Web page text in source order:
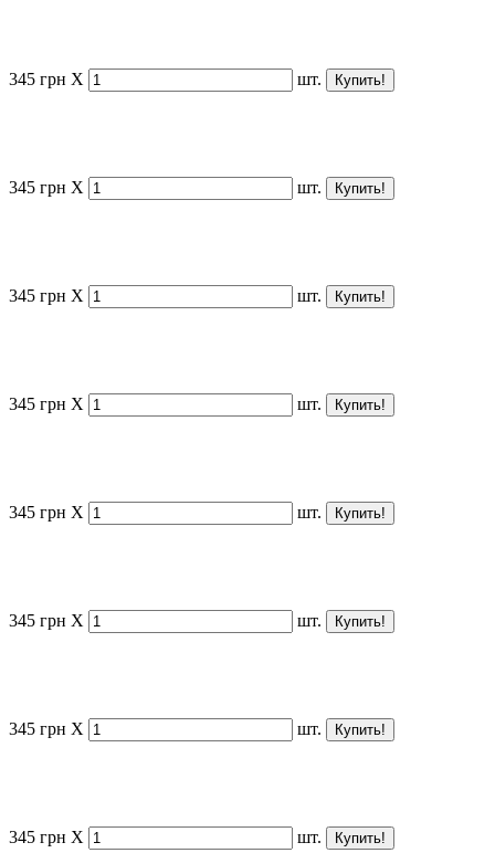
345 грн X шт.
345 грн X шт.
345 грн X шт.
345 грн X шт.
345 грн X шт.
345 грн X шт.
345 грн X шт.
345 грн X шт.